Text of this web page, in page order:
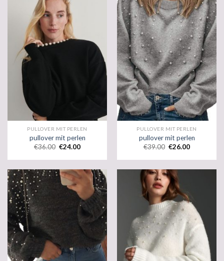
PULLOVER MIT PERLEN
pullover mit perlen
€36.00 €24.00
PULLOVER MIT PERLEN
pullover mit perlen
€39.00 €26.00